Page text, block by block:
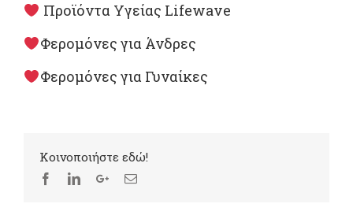
Προϊόντα Υγείας Lifewave
Φερομόνες για Άνδρες
Φερομόνες για Γυναίκες
Kοινοποιήστε εδώ!